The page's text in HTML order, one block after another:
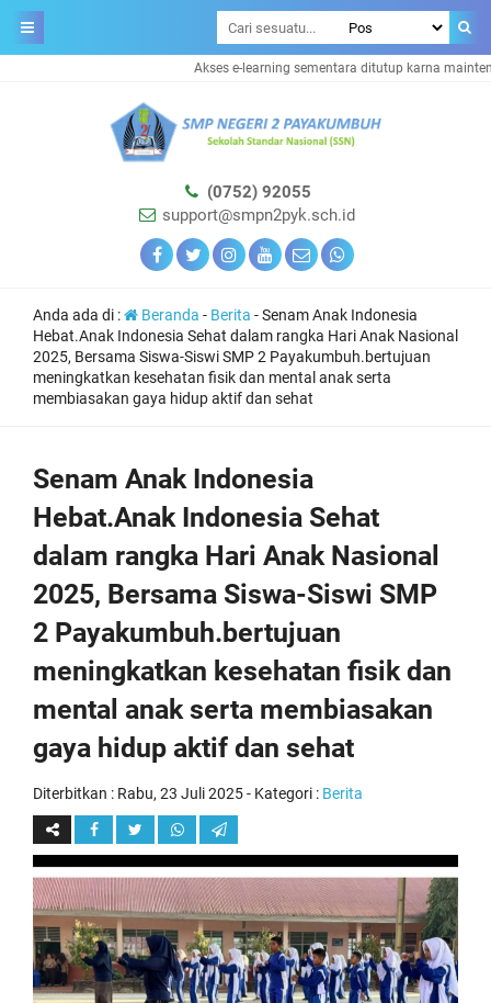
Akses e-learning sementara ditutup karna
(0752) 92055
support@smpn2pyk.sch.id
Anda ada di : Beranda - Berita -Senam Anak Indonesia
Hebat.Anak Indonesia Sehat dalam rangka Hari Anak Nasional
2025, Bersama Siswa-Siswi SMP 2 Payakumbuh.bertujuan
meningkatkan kesehatan fisik dan mental anak serta
membiasakan gaya hidup aktif dan sehat
Senam Anak Indonesia
Hebat.Anak Indonesia Sehat
dalam rangka Hari Anak Nasional
2025, Bersama Siswa-Siswi SMP
2 Payakumbuh.bertujuan
meningkatkan kesehatan fisik dan
mental anak serta membiasakan
gaya hidup aktif dan sehat
Diterbitkan : Rabu, 23 Juli 2025- Kategori : Berita